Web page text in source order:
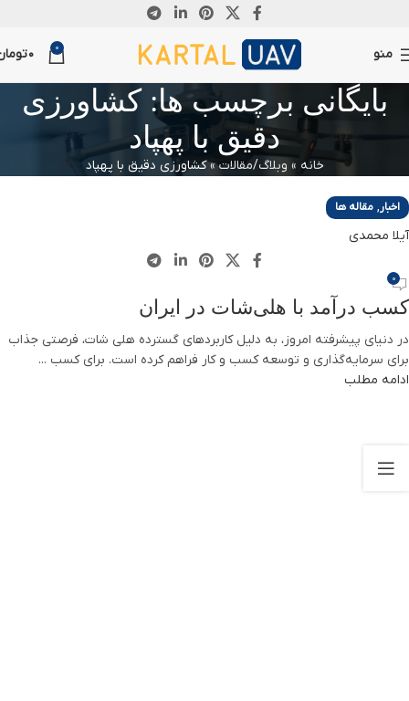
منو 0
0
بایگانی برچسب ها: کشاورزی
دقیق با پهپاد
خانه » وبلاگ/مقالات»کشاورزی دقیق با پهپاد
سپتامبر
اخبار, مقاله ها
آیلا محمدی
0
کسب درآمد با هلی‌شات در ایران
در دنیای پیشرفته امروز، به دلیل کاربردهای گسترده هلی شات، فرصتی جذاب
برای سرمایه‌گذاری و توسعه کسب و کار فراهم کرده است. برای کسب ...
ادامه مطلب